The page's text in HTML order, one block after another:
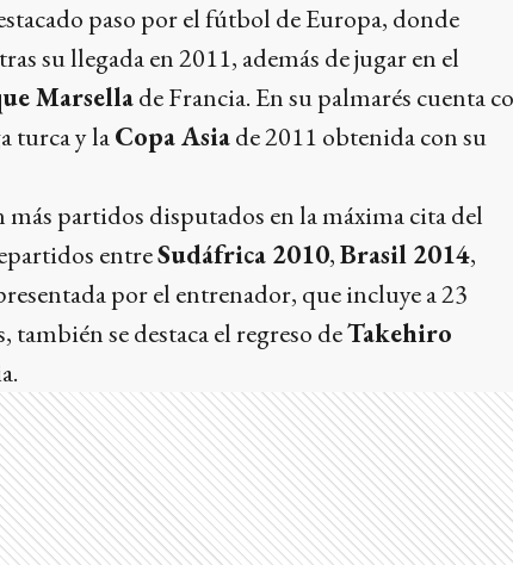
paso por el fútbol de Europa, donde
su llegada en 2011, además de jugar en el
Marsellade Francia. En su palmarés cuenta
turca y laCopa Asiade 2011 obtenida con su
partidos disputados en la máxima cita del
entreSudáfrica 2010,Brasil 2014,
por el entrenador, que incluye a 23
se destaca el regreso deTakehiro